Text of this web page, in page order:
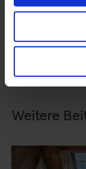
Die
Weitere